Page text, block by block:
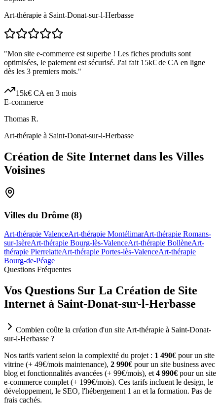
Art-thérapie à Saint-Donat-sur-l-Herbasse
"Mon site e-commerce est superbe ! Les fiches produits sont
optimisées, le paiement est sécurisé. J'ai fait 15k€ de CA en ligne
dès les 3 premiers mois."
15k€ CA en 3 mois
E-commerce
Thomas R.
Art-thérapie à Saint-Donat-sur-l-Herbasse
Création de Site Internet dans les Villes
Voisines
Villes du Drôme (8)
Art-thérapie ValenceArt-thérapie MontélimarArt-thérapie Romans-
sur-IsèreArt-thérapie Bourg-lès-ValenceArt-thérapie BollèneArt-
thérapie PierrelatteArt-thérapie Portes-lès-ValenceArt-thérapie
Bourg-de-Péage
Questions Fréquentes
Vos Questions Sur La Création de Site
Internet à Saint-Donat-sur-l-Herbasse
Combien coûte la création d'un site Art-thérapie à Saint-Donat-
sur-l-Herbasse ?
Nos tarifs varient selon la complexité du projet : 1 490€ pour un site
vitrine (+ 49€/mois maintenance), 2 990€ pour un site business avec
blog et fonctionnalités avancées (+ 99€/mois), et 4 990€ pour un site
e-commerce complet (+ 199€/mois). Ces tarifs incluent le design, le
développement, le SEO, l'hébergement 1 an et la formation. Pas de
frais cachés.